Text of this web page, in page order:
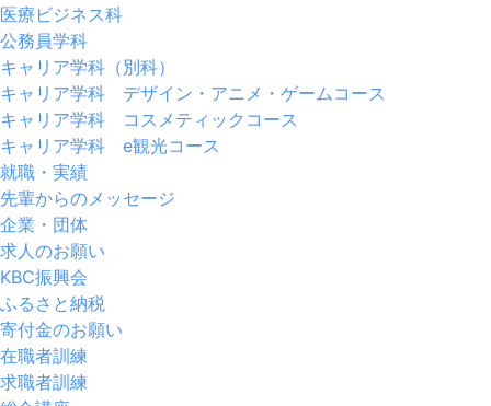
医療ビジネス科
公務員学科
キャリア学科（別科）
キャリア学科 デザイン・アニメ・ゲームコース
キャリア学科 コスメティックコース
キャリア学科 e観光コース
就職・実績
先輩からのメッセージ
企業・団体
求人のお願い
KBC振興会
ふるさと納税
寄付金のお願い
在職者訓練
求職者訓練